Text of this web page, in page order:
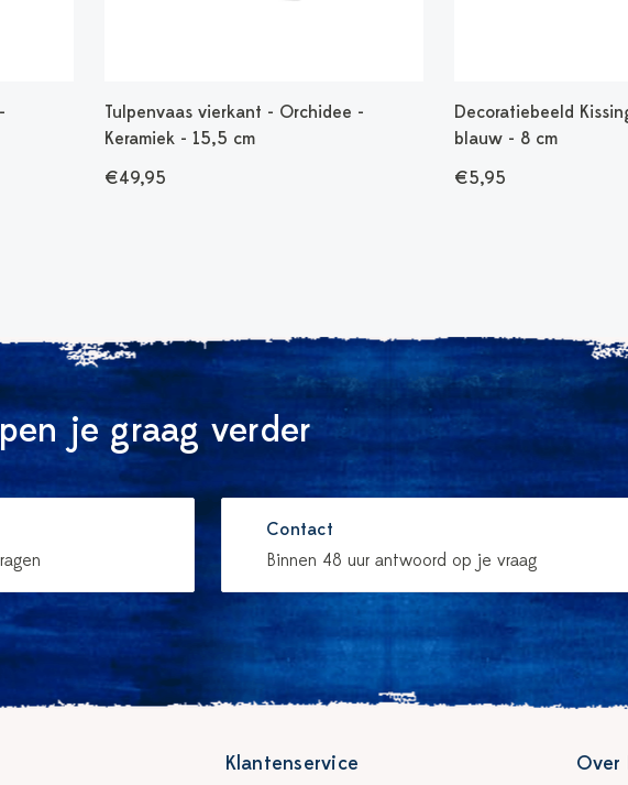
Tulpenvaas vierkant - Orchidee -
Keramiek - 15,5 cm
€49,95
Decoratiebeeld
blauw - 8 cm
€5,95
je graag verder
Contact
Binnen 48 uur antwoord op je vraag
Klantenservice Over